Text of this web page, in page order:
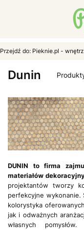
Przejdź do: Pieknie.pl - wnętrza w
Dunin
DUNIN to firma
materiałów
projektantów tworzy
perfekcyjne wykonanie.
kolorystyka
jak i odważnych
własnych